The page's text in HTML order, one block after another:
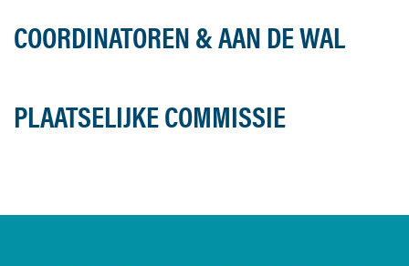
COORDINATOREN & AAN DE WAL
PLAATSELIJKE COMMISSIE